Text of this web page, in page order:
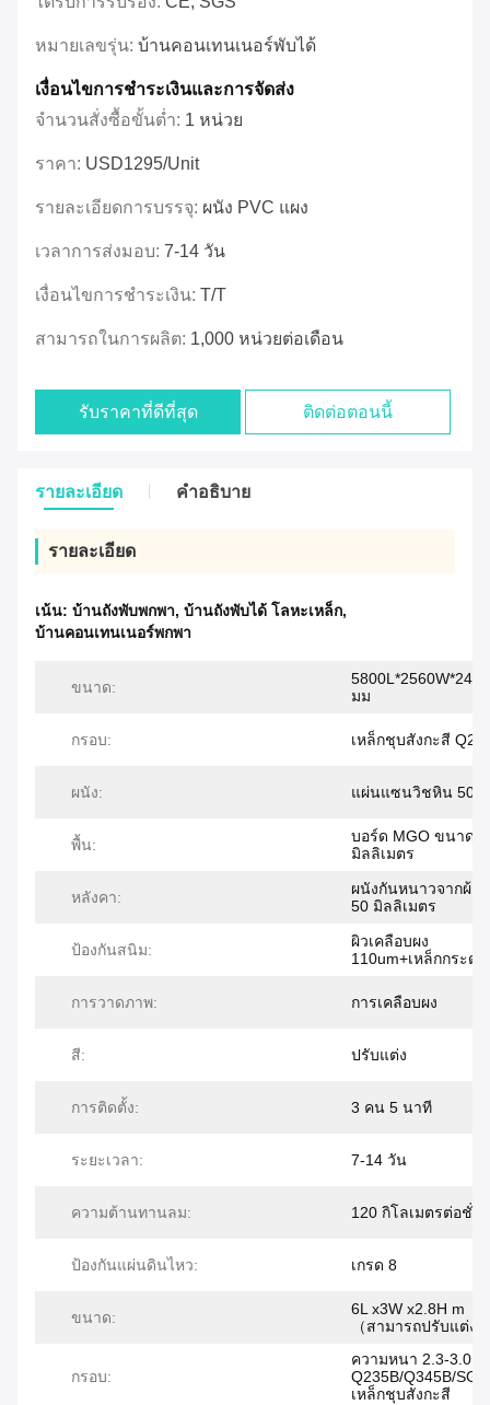
หมายเลขรุ่น: บ้านคอนเทนเนอร์พับได้
เงื่อนไขการชำระเงินและการจัดส่ง
จำนวนสั่งซื้อขั้นต่ำ: 1 หน่วย
ราคา: USD1295/unit
รายละเอียดการบรรจุ: ผนัง PVC แผง
เวลาการส่งมอบ: 7-14 วัน
เงื่อนไขการชำระเงิน: T/T
สามารถในการผลิต: 1,000 หน่วยต่อเดือน
รับราคาที่ดีที่สุด ติดต่อตอนนี้
รายละเอียด คําอธิบาย
รายละเอียด
เน้น: บ้านถังพับพกพา, บ้านถังพับได้ โลหะเหล็ก,
บ้านคอนเทนเนอร์พกพา
ขนาด:
มม
กรอบ: เหล็กชุบสังกะสี
ผนัง: แผ่นแซนวิชหิน 50
พื้น:
บอร์ด MGO ขนาด
มิลลิเมตร
หลังคา:
ผนังกันหนาวจากผ้า
50 มิลลิเมตร
ป้องกันสนิม:
ผิวเคลือบผง
110um+เหล็กกระด
การวาดภาพ: การเคลือบผง
สี: ปรับแต่ง
การติดตั้ง: 3 คน 5 นาที
ระยะเวลา: 7-14 วัน
ความต้านทานลม: 120 กิโลเมตรต่อชั่ว
ป้องกันแผ่นดินไหว: เกรด 8
ขนาด:
6L x3W x2.8H m
（สามารถปรับแต่งไ
กรอบ:
ความหนา 2.3-3.0 ม
Q235B/Q345B/
เหล็กชุบสังกะสี